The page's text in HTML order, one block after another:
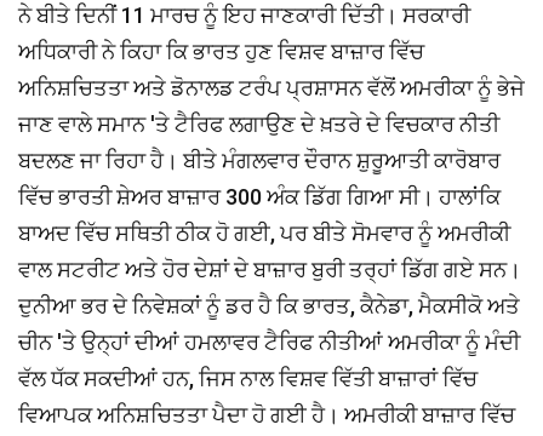
ਨੇ ਬੀਤੇ ਦਿਨੀਂ 11 ਮਾਰਚ ਨੂੰ ਇਹ ਜਾਣਕਾਰੀ ਦਿੱਤੀ। ਸਰਕਾਰੀ
ਅਧਿਕਾਰੀ ਨੇ ਕਿਹਾ ਕਿ ਭਾਰਤ ਹੁਣ ਵਿਸ਼ਵ ਬਾਜ਼ਾਰ ਵਿੱਚ
ਅਨਿਸ਼ਚਿਤਤਾ ਅਤੇ ਡੋਨਾਲਡ ਟਰੰਪ ਪ੍ਰਸ਼ਾਸਨ ਵੱਲੋਂ ਅਮਰੀਕਾ ਨੂੰ ਭੇਜੇ
ਜਾਣ ਵਾਲੇ ਸਮਾਨ 'ਤੇ ਟੈਰਿਫ ਲਗਾਉਣ ਦੇ ਖ਼ਤਰੇ ਦੇ ਵਿਚਕਾਰ ਨੀਤੀ
ਬਦਲਣ ਜਾ ਰਿਹਾ ਹੈ। ਬੀਤੇ ਮੰਗਲਵਾਰ ਦੌਰਾਨ ਸ਼ੁਰੂਆਤੀ ਕਾਰੋਬਾਰ
ਵਿੱਚ ਭਾਰਤੀ ਸ਼ੇਅਰ ਬਾਜ਼ਾਰ 300 ਅੰਕ ਡਿੱਗ ਗਿਆ ਸੀ। ਹਾਲਾਂਕਿ
ਬਾਅਦ ਵਿੱਚ ਸਥਿਤੀ ਠੀਕ ਹੋ ਗਈ, ਪਰ ਬੀਤੇ ਸੋਮਵਾਰ ਨੂੰ ਅਮਰੀਕੀ
ਵਾਲ ਸਟਰੀਟ ਅਤੇ ਹੋਰ ਦੇਸ਼ਾਂ ਦੇ ਬਾਜ਼ਾਰ ਬੁਰੀ ਤਰ੍ਹਾਂ ਡਿੱਗ ਗਏ ਸਨ।
ਦੁਨੀਆ ਭਰ ਦੇ ਨਿਵੇਸ਼ਕਾਂ ਨੂੰ ਡਰ ਹੈ ਕਿ ਭਾਰਤ, ਕੈਨੇਡਾ, ਮੈਕਸੀਕੋ ਅਤੇ
ਚੀਨ 'ਤੇ ਉਨ੍ਹਾਂ ਦੀਆਂ ਹਮਲਾਵਰ ਟੈਰਿਫ ਨੀਤੀਆਂ ਅਮਰੀਕਾ ਨੂੰ ਮੰਦੀ
ਵੱਲ ਧੱਕ ਸਕਦੀਆਂ ਹਨ, ਜਿਸ ਨਾਲ ਵਿਸ਼ਵ ਵਿੱਤੀ ਬਾਜ਼ਾਰਾਂ ਵਿੱਚ
ਵਿਆਪਕ ਅਨਿਸ਼ਚਿਤਤਾ ਪੈਦਾ ਹੋ ਗਈ ਹੈ। ਅਮਰੀਕੀ ਬਾਜ਼ਾਰ ਵਿੱਚ